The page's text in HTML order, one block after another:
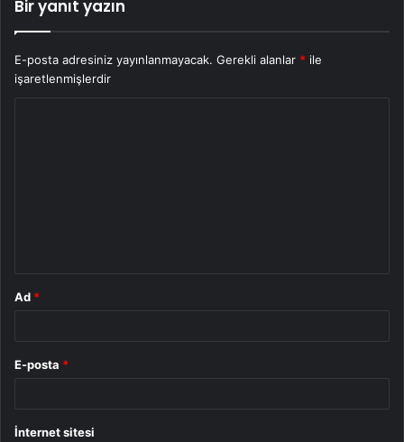
Bir yanıt yazın
E-posta adresiniz yayınlanmayacak. Gerekli alanlar * ile
işaretlenmişlerdir
Ad *
E-posta *
İnternet sitesi